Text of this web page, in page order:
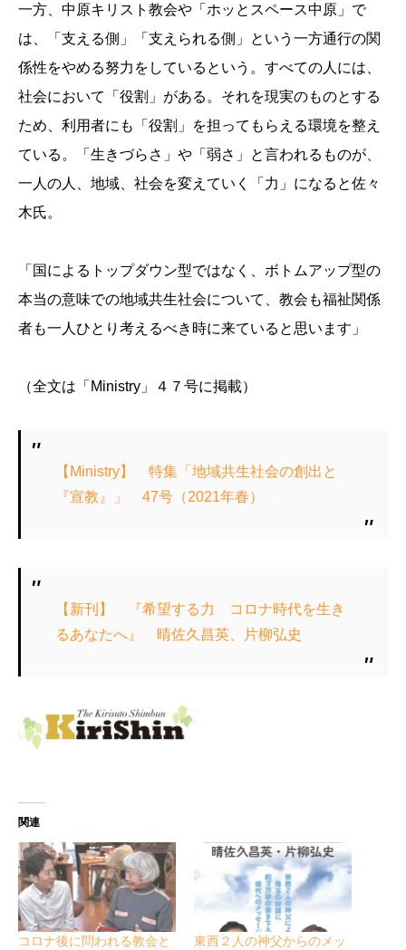
一方、中原キリスト教会や「ホッとスペース中原」で
は、「支える側」「支えられる側」という一方通行の関
係性をやめる努力をしているという。すべての人には、
社会において「役割」がある。それを現実のものとする
ため、利用者にも「役割」を担ってもらえる環境を整え
ている。「生きづらさ」や「弱さ」と言われるものが、
一人の人、地域、社会を変えていく「力」になると佐々
木氏。
「国によるトップダウン型ではなく、ボトムアップ型の
本当の意味での地域共生社会について、教会も福祉関係
者も一人ひとり考えるべき時に来ていると思います」
（全文は「Ministry」４７号に掲載）
【Ministry】 特集「地域共生社会の創出と
『宣教』」 47号（2021年春）
【新刊】 『希望する力 コロナ時代を生き
るあなたへ』 晴佐久昌英、片柳弘史
関連
コロナ後に問われる教会と
東西２人の神父からのメッ